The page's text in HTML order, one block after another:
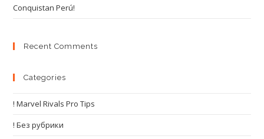
Conquistan Perú!
Recent Comments
Categories
! Marvel Rivals Pro Tips
! Без рубрики